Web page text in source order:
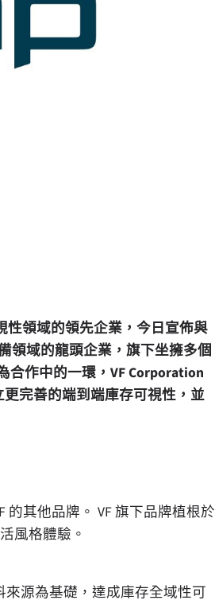
性領域的領先企業，今日宣佈與
領域的龍頭企業，旗下坐擁多個
合作中的一環，VF Corporation
完善的端到端庫存可視性，並
的其他品牌。 VF 旗下品牌植根於
風格體驗。
源為基礎，達成庫存全域性可